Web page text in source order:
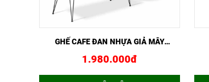
XEM NHANH MUA NGAY
GHẾ CAFE ĐAN NHỰA GIẢ MÂY
1.980.000đ